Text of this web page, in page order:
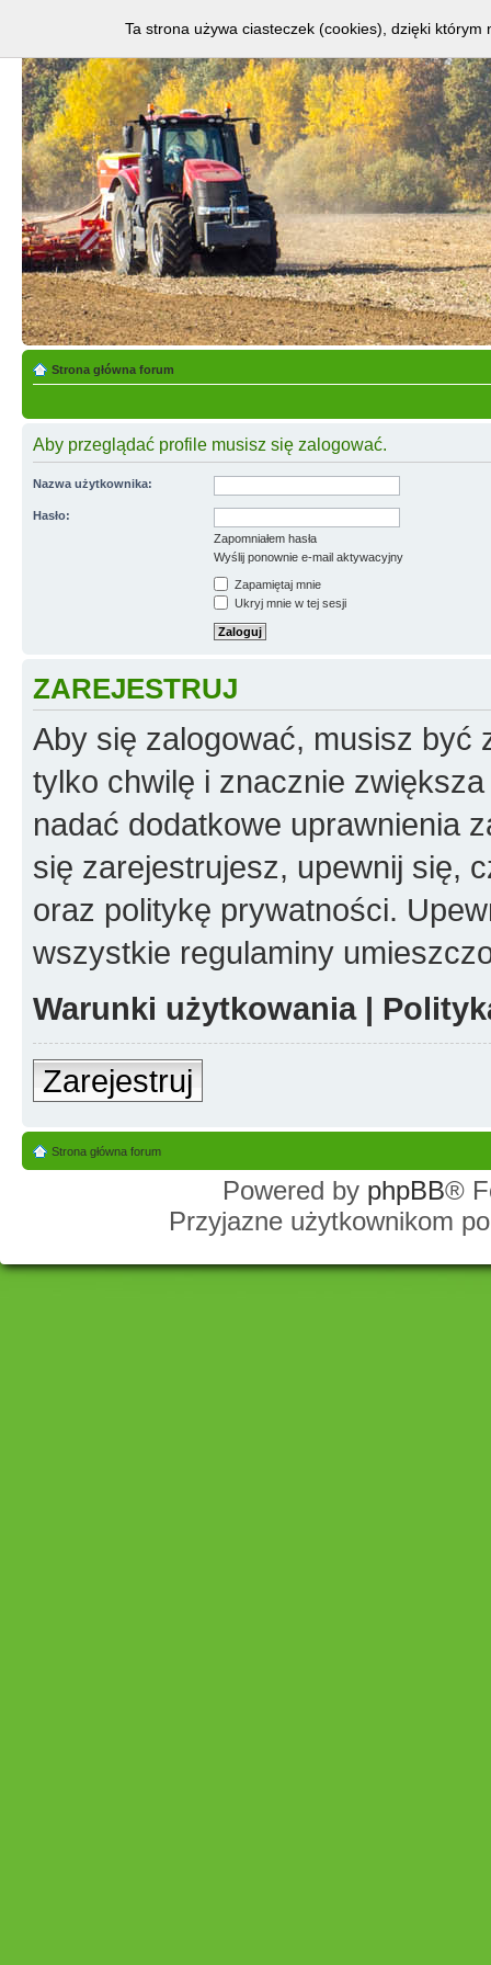
Strona główna forum
Aby przeglądać profile musisz się zalogować.
Nazwa użytkownika:
Hasło:
Zapomniałem hasła
Wyślij ponownie e-mail aktywacyjny
Zapamiętaj mnie
Ukryj mnie w tej sesji
ZAREJESTRUJ
Aby się zalogować, musisz być
tylko chwilę i znacznie
nadać dodatkowe uprawnienia
się zarejestrujesz, upewnij się,
oraz politykę prywatności.
wszystkie regulaminy
Warunki użytkowania|
Zarejestruj
Strona główna forum
Powered by phpBB®
Przyjazne użytkownikom
Ta strona używa ciasteczek (cookies), dzięki którym